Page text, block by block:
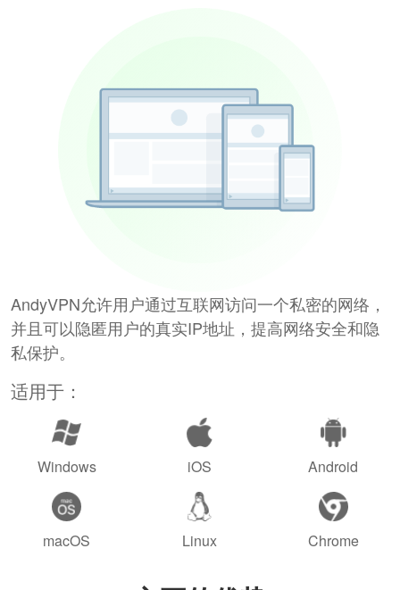
AndyVPN允许用户通过互联网访问一个私密的网络，
并且可以隐匿用户的真实IP地址，提高网络安全和隐
私保护。
适用于：
Windows iOS Android
macOS Linux Chrome